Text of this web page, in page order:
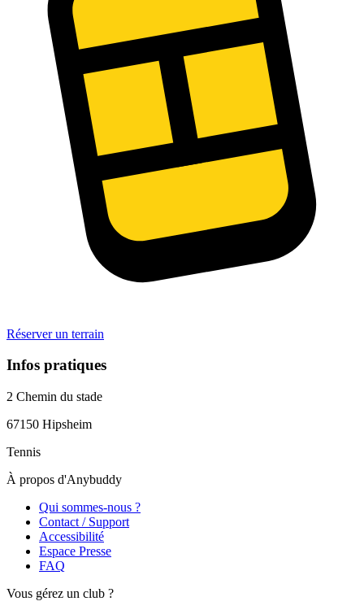
Réserver un terrain
Infos pratiques
2 Chemin du stade
67150 Hipsheim
Tennis
À propos d'Anybuddy
Qui sommes-nous ?
Contact / Support
Accessibilité
Espace Presse
FAQ
Vous gérez un club ?